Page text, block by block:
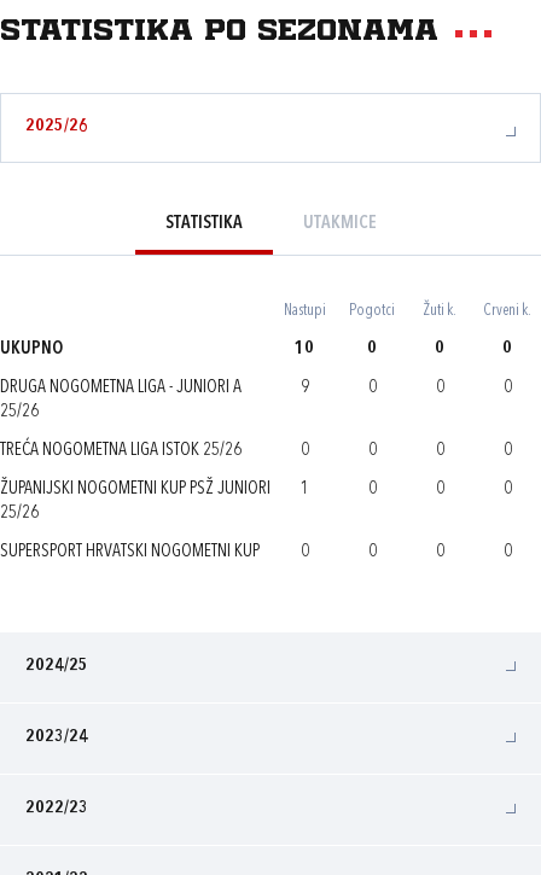
Statistika po sezonama
2025/26
STATISTIKA UTAKMICE
Nastupi Pogotci Žuti k. Crveni k.
UKUPNO 10 0 0 0
DRUGA NOGOMETNA LIGA - JUNIORI A
25/26
9 0 0 0
TREĆA NOGOMETNA LIGA ISTOK 25/26 0 0 0 0
ŽUPANIJSKI NOGOMETNI KUP PSŽ JUNIORI
25/26
1 0 0 0
SUPERSPORT HRVATSKI NOGOMETNI KUP 0 0 0 0
2024/25
2023/24
2022/23